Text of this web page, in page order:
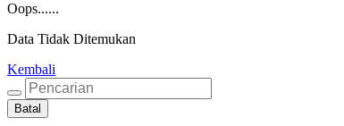
Oops......
Data Tidak Ditemukan
Kembali
Batal